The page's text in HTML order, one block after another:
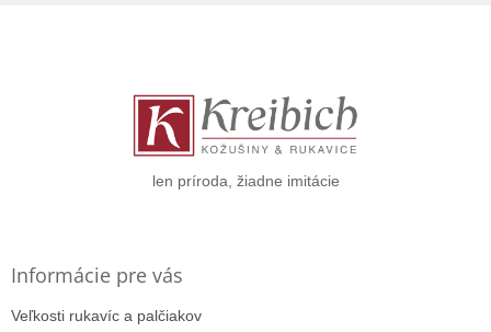
len príroda, žiadne imitácie
Informácie pre vás
Veľkosti rukavíc a palčiakov